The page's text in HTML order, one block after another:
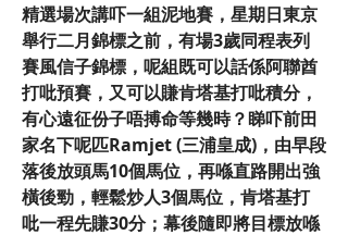
精選場次講吓一組泥地賽，星期日東京
舉行二月錦標之前，有場3歲同程表列
賽風信子錦標，呢組既可以話係阿聯酋
打吡預賽，又可以賺肯塔基打吡積分，
有心遠征份子唔搏命等幾時？睇吓前田
家名下呢匹Ramjet (三浦皇成)，由早段
落後放頭馬10個馬位，再喺直路開出強
橫後勁，輕鬆炒人3個馬位，肯塔基打
吡一程先賺30分；幕後隨即將目標放喺